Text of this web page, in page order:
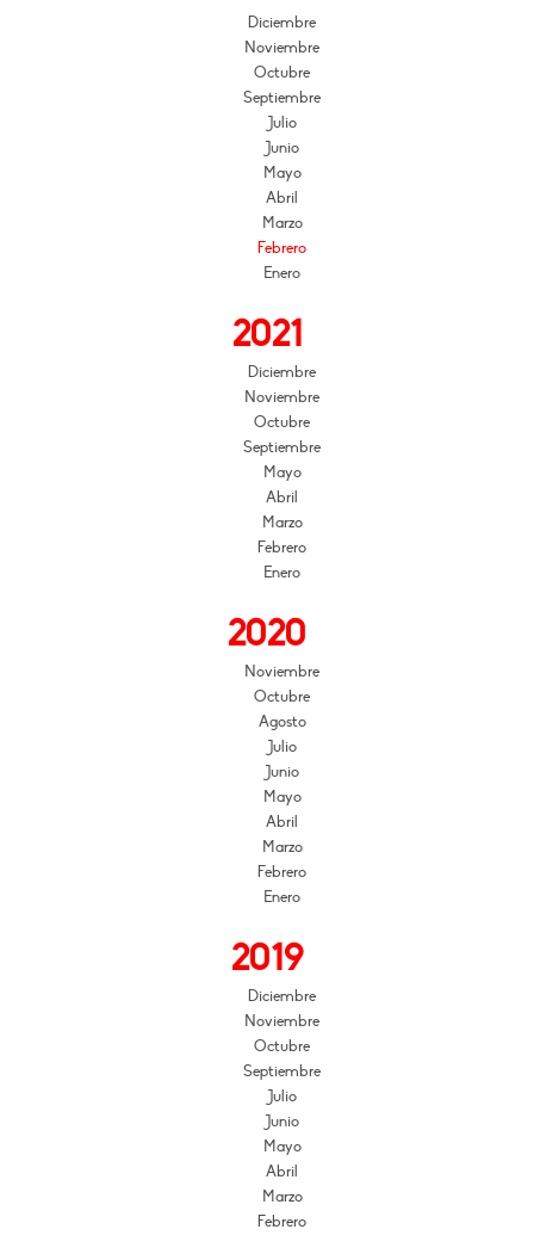
Diciembre
Noviembre
Octubre
Septiembre
Julio
Junio
Mayo
Abril
Marzo
Febrero
Enero
2021
Diciembre
Noviembre
Octubre
Septiembre
Mayo
Abril
Marzo
Febrero
Enero
2020
Noviembre
Octubre
Agosto
Julio
Junio
Mayo
Abril
Marzo
Febrero
Enero
2019
Diciembre
Noviembre
Octubre
Septiembre
Julio
Junio
Mayo
Abril
Marzo
Febrero